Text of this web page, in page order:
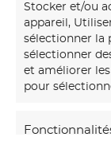
Stocker et/ou
appareil,
sélectionner la
sélectionner
et améliorer
pour
Notremaison
murs avec des